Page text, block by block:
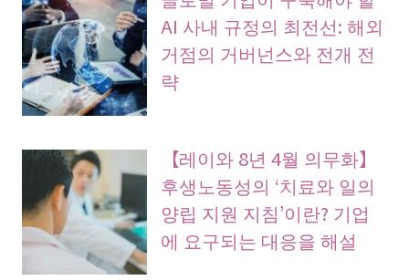
AI 사내 규정의 최전선: 해외
거점의 거버넌스와 전개 전
략
【레이와 8년 4월 의무화】
후생노동성의 ‘치료와 일의
양립 지원 지침’이란? 기업
에 요구되는 대응을 해설